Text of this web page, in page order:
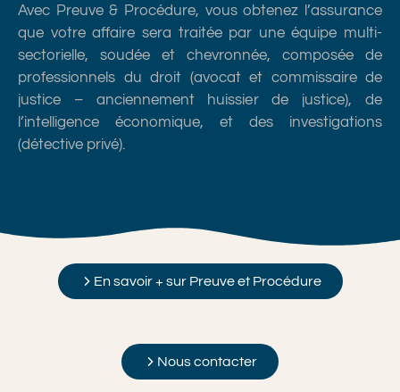
Avec Preuve & Procédure, vous obtenez l’assurance
que votre affaire sera traitée par une équipe multi-
sectorielle, soudée et chevronnée, composée de
professionnels du droit (avocat et commissaire de
justice – anciennement huissier de justice), de
l’intelligence économique, et des investigations
(détective privé).
En savoir + sur Preuve et Procédure
Nous contacter